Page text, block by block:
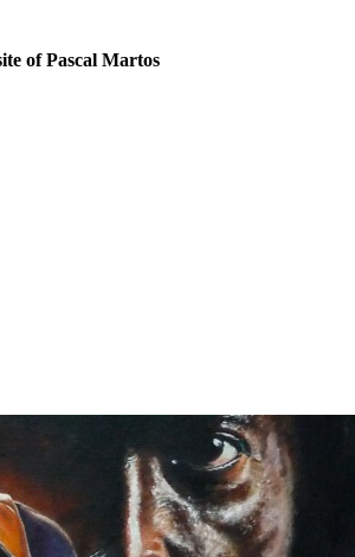
of Pascal Martos